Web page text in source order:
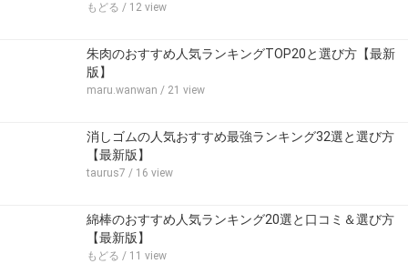
もどる / 12 view
朱肉のおすすめ人気ランキングTOP20と選び方【最新
版】
maru.wanwan / 21 view
消しゴムの人気おすすめ最強ランキング32選と選び方
【最新版】
taurus7 / 16 view
綿棒のおすすめ人気ランキング20選と口コミ＆選び方
【最新版】
もどる / 11 view